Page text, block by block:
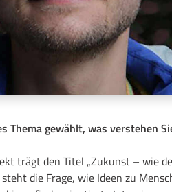
Thema gewählt, was verstehen
trägt den Titel „Zukunst – wie
die Frage, wie Ideen zu